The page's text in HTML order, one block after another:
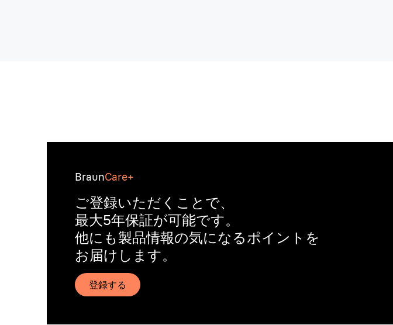
BraunCare+
ご登録いただくことで、
最大5年保証が可能です。
他にも製品情報の気になるポイントを
お届けします。
登録する